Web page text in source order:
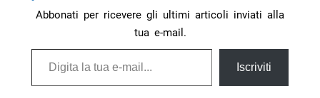
Abbonati per ricevere gli ultimi articoli inviati alla
tua e-mail.
Digita la tua e-mail...
Iscriviti